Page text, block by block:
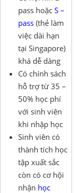
pass hoặc S –
pass (thẻ làm
việc dài hạn
tại Singapore)
khá dễ dàng
Có chính sách
hỗ trợ từ 35 –
50% học phí
với sinh viên
khi nhập học
Sinh viên có
thành tích học
tập xuất sắc
còn có cơ hội
nhận học